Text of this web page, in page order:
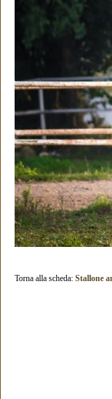
Torna alla scheda: Stallone